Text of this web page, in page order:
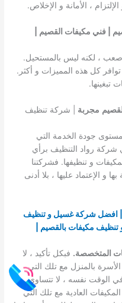
، الأمانة و الإخلاص.
| فني مكيفات القصيم |
، لكنه ليس بالمستحيل.
كل هذه المميزات و أكثر.
مجربة | شركة تنظيف
مستوى جودة الخدمة التي
رواد التنظيف برأي
و تنظيفها. فشركتنا
و الإعتماد عليها ، بلا أدنى
| افضل شركة غسيل و تنظيف
مكيفات بالقصيم |
المتخصصة. فبكل تأكيد ، لا
بالمنزل مع تلك التي
الوقت نفسه ، لا تتساوى
العادية مع تلك التي